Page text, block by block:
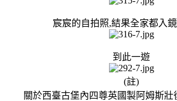
宸宸的自拍照,結果全家都入
到此一遊
(註)
關於西臺古堡內四尊英國製阿姆斯壯